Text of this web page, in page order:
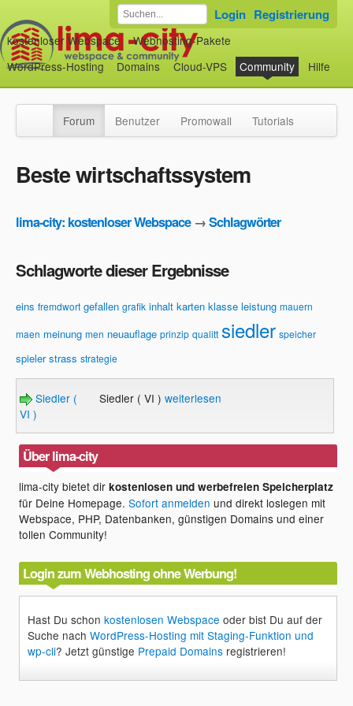
kostenloser Webspace
Webhosting-Pakete
WordPress-Hosting
Domains Cloud-VPS Community Hilfe
Login Registrierung
Forum Benutzer Promowall Tutorials
Beste wirtschaftssystem
lima-city: kostenloser Webspace→Schlagwörter
Schlagworte dieser Ergebnisse
eins fremdwort gefallen grafik inhalt karten klasse leistung mauern
maen meinung men neuauflage prinzip qualitt siedler speicher
spieler strass strategie
Siedler (
VI )
Siedler ( VI ) weiterlesen
Über lima-city
lima-city bietet dirkostenlosen und werbefreien Speicherplatz
für Deine Homepage.Sofort anmelden und direkt loslegen mit
Webspace, PHP, Datenbanken, günstigen Domains und einer
tollen Community!
Login zum Webhosting ohne Werbung!
Hast Du schonkostenlosen Webspace oder bist Du auf der
Suche nachWordPress-Hosting mit Staging-Funktion und
wp-cli? Jetzt günstige Prepaid Domains registrieren!